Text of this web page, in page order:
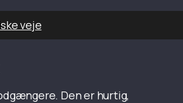
veje
Den er hurtig,